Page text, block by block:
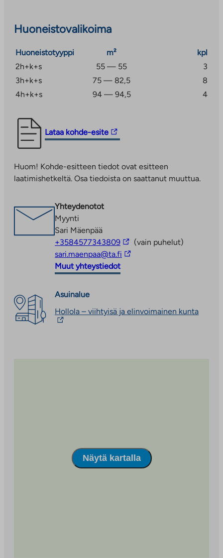
Huoneistovalikoima
Huoneistotyyppi m²
kpl
2h+k+s
55 — 55
3
3h+k+s
75 — 82,5
8
4h+k+s
94 — 94,5 4
Lataa kohde-esite
Linkki
vie
palveluun.
Linkki
uuteen
välilehteen
Huom! Kohde-esitteen tiedot ovat esitteen
laatimishetkeltä. Osa tiedoista on saattanut muuttua.
Yhteydenotot
Myynti
Sari Mäenpää
+3584577343809Linkki
vie
ulkopuoliseen
palveluun
(vain puhelut)
sari.maenpaa@ta.fi Linkki
Muut yhteystiedot
Asuinalue
Hollola – viihtyisä ja elinvoimainen kuntaLinkki
Näytä kartalla